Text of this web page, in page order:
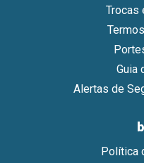
Trocas
Guia
Alertas de
Política